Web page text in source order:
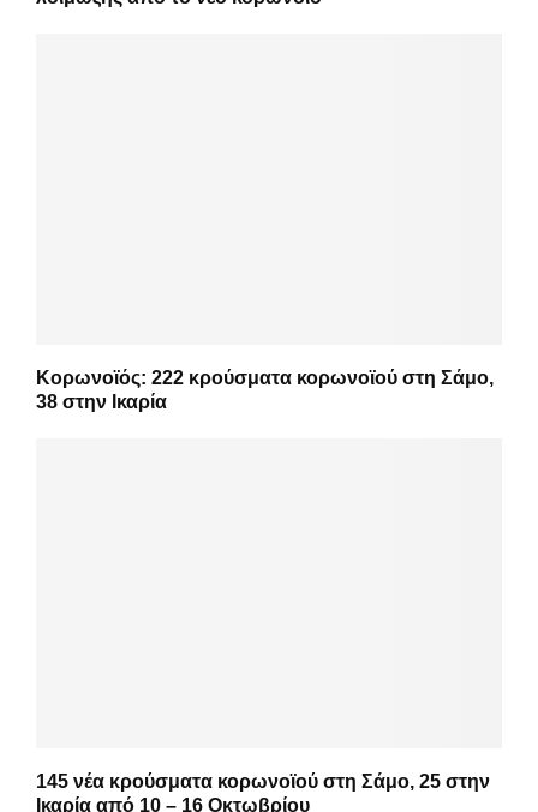
Κορωνοϊός: 222 κρούσματα κορωνοϊού στη Σάμο,
38 στην Ικαρία
145 νέα κρούσματα κορωνοϊού στη Σάμο, 25 στην
Ικαρία από 10 – 16 Οκτωβρίου